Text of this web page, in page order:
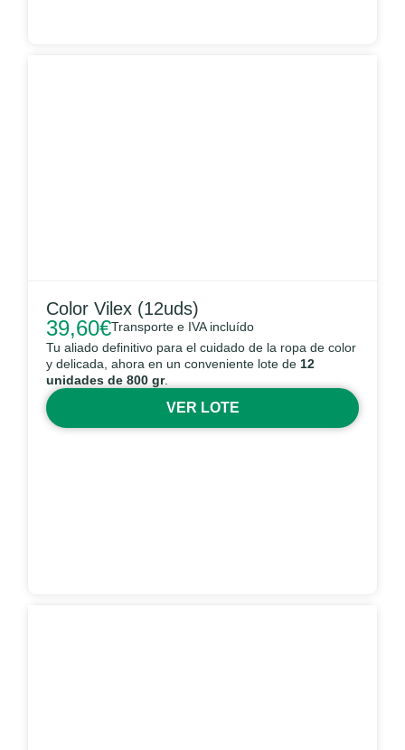
Color Vilex (12uds)
39,60€Transporte e IVA incluído
Tu aliado definitivo para el cuidado de la ropa de color
y delicada, ahora en un conveniente lote de 12
unidades de 800 gr.
VER LOTE